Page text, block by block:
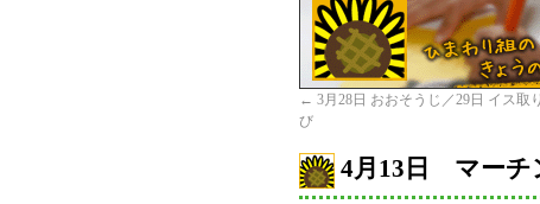
← 3月28日 おおそうじ／29日 イス取
び
4月13日 マーチ